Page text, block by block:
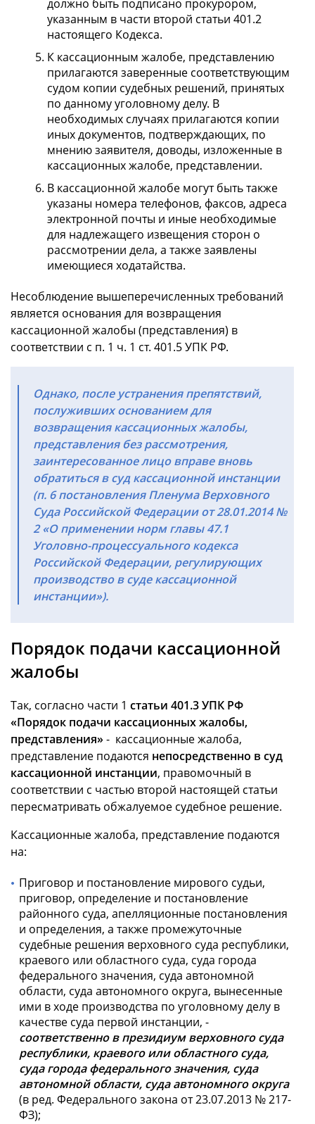
должно быть подписано прокурором,
указанным в части второй статьи 401.2
настоящего Кодекса.
К кассационным жалобе, представлению
прилагаются заверенные соответствующим
судом копии судебных решений, принятых
по данному уголовному делу. В
необходимых случаях прилагаются копии
иных документов, подтверждающих, по
мнению заявителя, доводы, изложенные в
кассационных жалобе, представлении.
В кассационной жалобе могут быть также
указаны номера телефонов, факсов, адреса
электронной почты и иные необходимые
для надлежащего извещения сторон о
рассмотрении дела, а также заявлены
имеющиеся ходатайства.
Несоблюдение вышеперечисленных требований
является основания для возвращения
кассационной жалобы (представления) в
соответствии с п. 1 ч. 1 ст. 401.5 УПК РФ.
Однако, после устранения препятствий,
послуживших основанием для
возвращения кассационных жалобы,
представления без рассмотрения,
заинтересованное лицо вправе вновь
обратиться в суд кассационной инстанции
(п. 6 постановления Пленума Верховного
Суда Российской Федерации от 28.01.2014 №
2 «О применении норм главы 47.1
Уголовно-процессуального кодекса
Российской Федерации, регулирующих
производство в суде кассационной
инстанции»).
Порядок подачи кассационной
жалобы
Так, согласно части 1 статьи 401.3 УПК РФ
«Порядок подачи кассационных жалобы,
представления»- кассационные жалоба,
представление подаются непосредственно в суд
кассационной инстанции, правомочный в
соответствии с частью второй настоящей статьи
пересматривать обжалуемое судебное решение.
Кассационные жалоба, представление подаются
на:
Приговор и постановление мирового судьи,
приговор, определение и постановление
районного суда, апелляционные постановления
и определения, а также промежуточные
судебные решения верховного суда республики,
краевого или областного суда, суда города
федерального значения, суда автономной
области, суда автономного округа, вынесенные
ими в ходе производства по уголовному делу в
качестве суда первой инстанции, -
соответственно в президиум верховного суда
республики, краевого или областного суда,
суда города федерального значения, суда
автономной области, суда автономного округа
(в ред. Федерального закона от 23.07.2013 № 217-
ФЗ);